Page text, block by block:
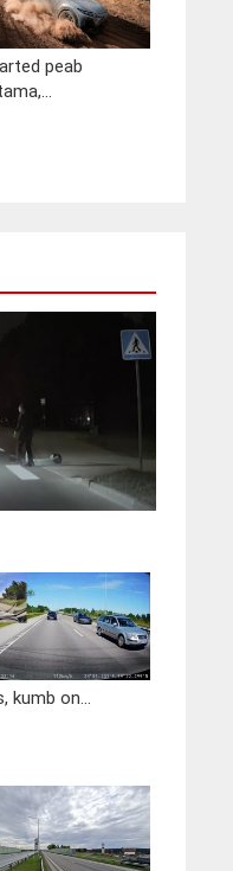
peab
kumb on...